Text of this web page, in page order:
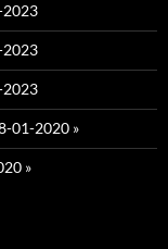
2023
2023
2023
01-2020 »
»